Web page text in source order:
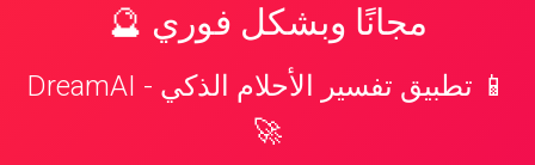
مجانًا وبشكل فوري 🔮
📱 تطبيق تفسير الأحلام الذكي - DreamAI
🚀